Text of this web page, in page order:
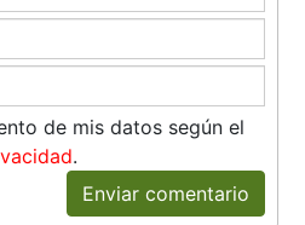
de mis datos según el
.
Enviar comentario